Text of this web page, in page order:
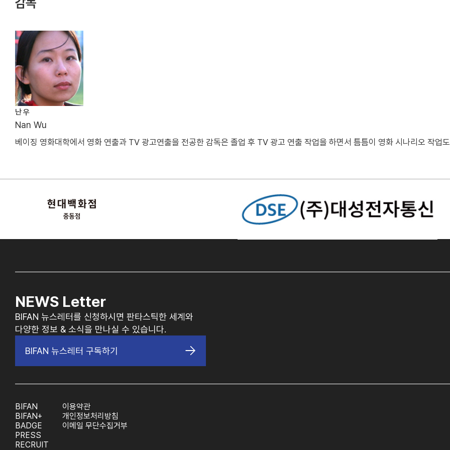
난 우
Nan Wu
베이징 영화대학에서 영화 연출과 TV 광고연출을 전공한 감독은 졸업 후 TV 광고 연출 작업을 하면서 틈틈이 영화 시나리오 작업
NEWS Letter
BIFAN 뉴스레터를 신청하시면 판타스틱한 세계와
다양한 정보 & 소식을 만나실 수 있습니다.
BIFAN 뉴스레터 구독하기
BIFAN
BIFAN+
BADGE
PRESS
RECRUIT
이용약관
개인정보처리방침
이메일 무단수집거부